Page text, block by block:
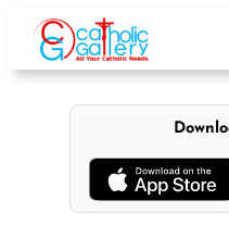
content